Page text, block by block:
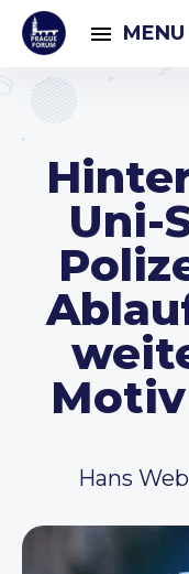
MENU
Uni-
Hans